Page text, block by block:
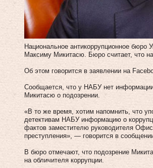
Национальное антикоррупционное бюро
Максиму Микитасю. Бюро считает, что
Об этом говорится в заявлении на
Сообщается, что у НАБУ нет информации
Микитасю о подозрении.
«В то же время, хотим напомнить, что
детективам НАБУ информацию о
фактов заместителю руководителя
преступления», — говорится в
В бюро отмечают, что подозрение
на обличителя коррупции.